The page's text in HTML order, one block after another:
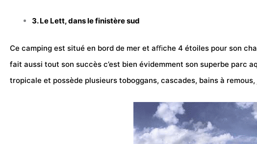
3. Le Lett, dans le finistère sud
Ce camping est situé en bord de mer et aﬃche 4 étoiles pour son
fait aussi tout son succès c’est bien évidemment son superbe parc
tropicale et possède plusieurs toboggans, cascades, bains à